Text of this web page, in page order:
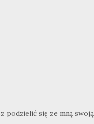
podzielić się ze mną